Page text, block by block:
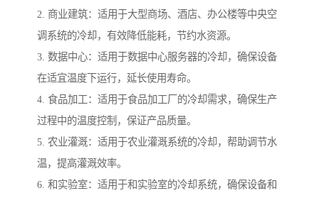
2. 商业建筑：适用于大型商场、酒店、办公楼等中央空
调系统的冷却，有效降低能耗，节约水资源。
3. 数据中心：适用于数据中心服务器的冷却，确保设备
在适宜温度下运行，延长使用寿命。
4. 食品加工：适用于食品加工厂的冷却需求，确保生产
过程中的温度控制，保证产品质量。
5. 农业灌溉：适用于农业灌溉系统的冷却，帮助调节水
温，提高灌溉效率。
6. 和实验室：适用于和实验室的冷却系统，确保设备和